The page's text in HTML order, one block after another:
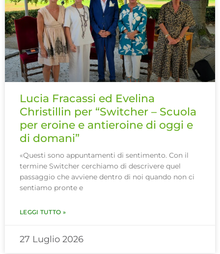
Lucia Fracassi ed Evelina
Christillin per “Switcher – Scuola
per eroine e antieroine di oggi e
di domani”
«Questi sono appuntamenti di sentimento. Con il
termine Switcher cerchiamo di descrivere quel
passaggio che avviene dentro di noi quando non ci
sentiamo pronte e
LEGGI TUTTO »
27 Luglio 2026